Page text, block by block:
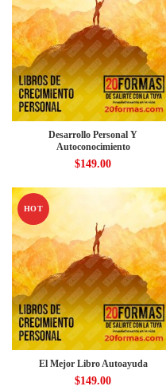
Desarrollo Personal Y
Autoconocimiento
$149.00
HOT
El Mejor Libro Autoayuda
$149.00